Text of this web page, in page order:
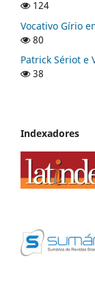
124
Vocativo Gírio
80
Patrick Sériot e
38
Indexadores